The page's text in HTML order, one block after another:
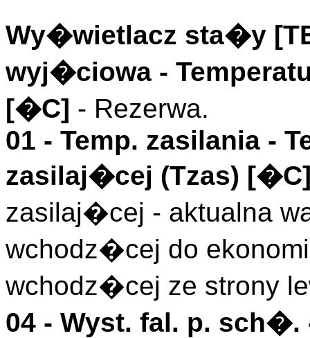
Wy�wietlacz sta�y
wyj�ciowa -
[�C] - Rezerwa.
01 - Temp. zasilania -
zasilaj�cej (Tzas)
zasilaj�cej - aktualna
wchodz�cej do
wchodz�cej ze strony
04 - Wyst. fal. p. sch�.